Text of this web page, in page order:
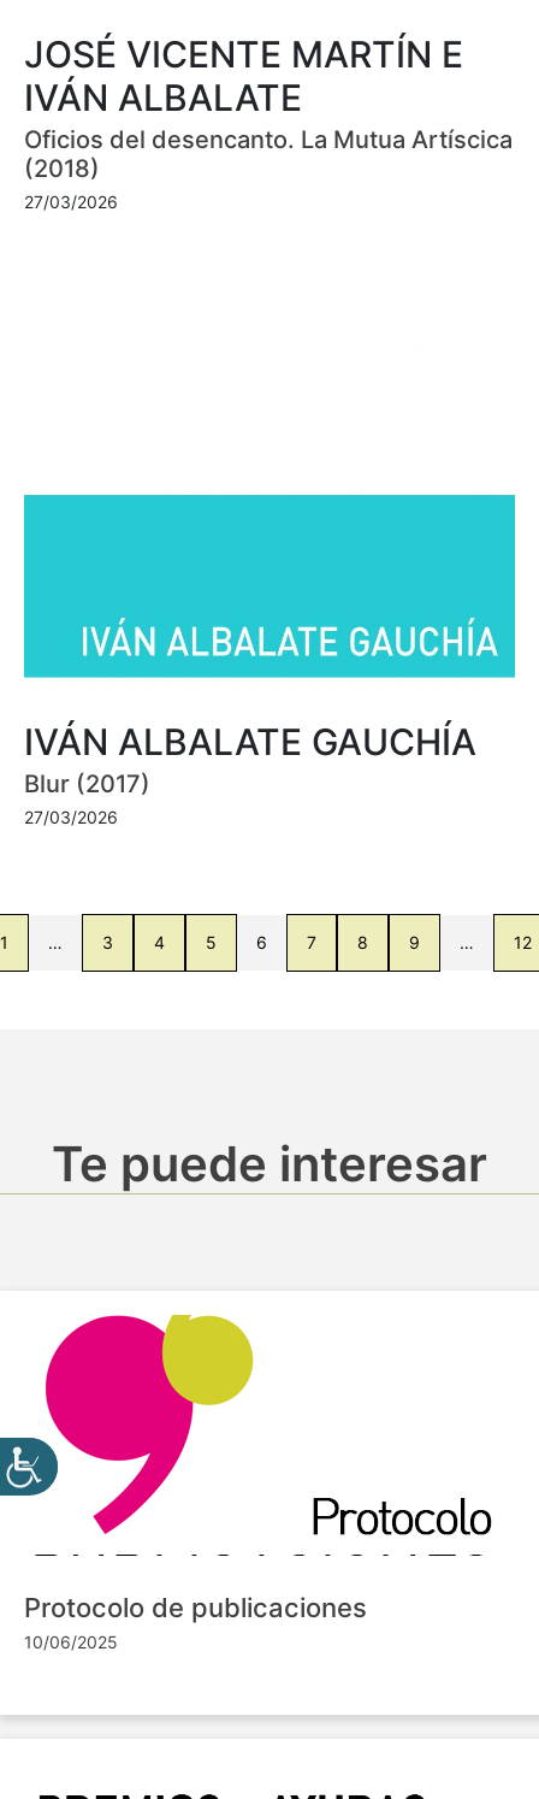
JOSÉ VICENTE MARTÍN E
IVÁN ALBALATE
Oficios del desencanto. La Mutua Artíscica
(2018)
27/03/2026
IVÁN ALBALATE GAUCHÍA
Blur (2017)
27/03/2026
1 … 3 4 5 6 7 8 9 … 12
Te puede interesar
Protocolo de publicaciones
10/06/2025